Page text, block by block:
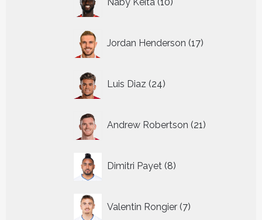
producten
Jordan Henderson 17
producten
Luis Diaz 24
producten
Andrew Robertson 21
producten
Dimitri Payet 8
producten
Valentin Rongier 7
producten